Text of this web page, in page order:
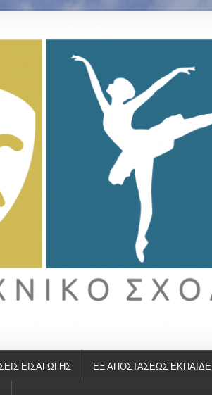
ΕΙΣΑΓΩΓΉΣ ΕΞ ΑΠΟΣΤΆΣΕΩΣ